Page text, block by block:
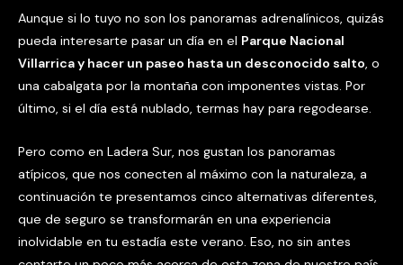
Aunque si lo tuyo no son los panoramas adrenalínicos, quizás
pueda interesarte pasar un día en el Parque Nacional
Villarrica y hacer un paseo hasta un desconocido salto, o
una cabalgata por la montaña con imponentes vistas. Por
último, si el día está nublado, termas hay para regodearse.
Pero como en Ladera Sur, nos gustan los panoramas
atípicos, que nos conecten al máximo con la naturaleza, a
continuación te presentamos cinco alternativas diferentes,
que de seguro se transformarán en una experiencia
inolvidable en tu estadía este verano. Eso, no sin antes